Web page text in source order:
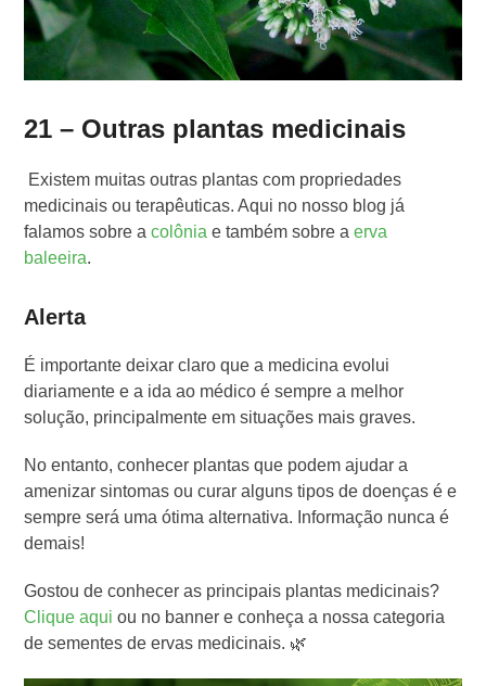
21 – Outras plantas medicinais
Existem muitas outras plantas com propriedades
medicinais ou terapêuticas. Aqui no nosso blog já
falamos sobre acolônia e também sobre aerva
baleeira.
Alerta
É importante deixar claro que a medicina evolui
diariamente e a ida ao médico é sempre a melhor
solução, principalmente em situações mais graves.
No entanto, conhecer plantas que podem ajudar a
amenizar sintomas ou curar alguns tipos de doenças é e
sempre será uma ótima alternativa. Informação nunca é
demais!
Gostou de conhecer as principais plantas medicinais?
Clique aqui ou no banner e conheça a nossa categoria
de sementes de ervas medicinais. 🌿